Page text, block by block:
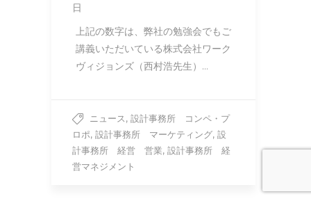
日
上記の数字は、弊社の勉強会でもご
講義いただいている株式会社ワーク
ヴィジョンズ（西村浩先生）…
ニュース, 設計事務所 コンペ・プ
ロポ, 設計事務所 マーケティング, 設
計事務所 経営 営業, 設計事務所 経
営マネジメント